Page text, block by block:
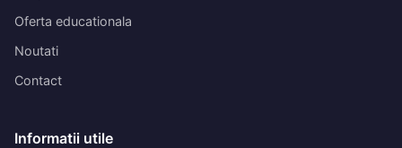
Oferta educationala
Noutati
Contact
Informatii utile